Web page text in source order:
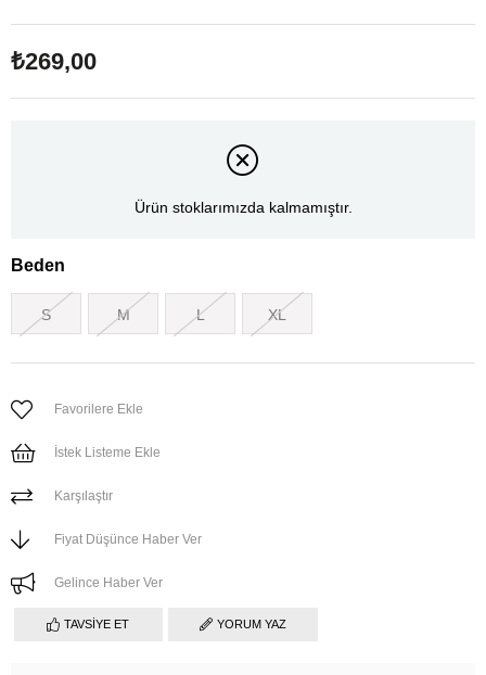
₺269,00
Ürün stoklarımızda kalmamıştır.
Beden
S M L XL
Favorilere Ekle
İstek Listeme Ekle
Karşılaştır
Fiyat Düşünce Haber Ver
Gelince Haber Ver
TAVSIYE ET YORUM YAZ